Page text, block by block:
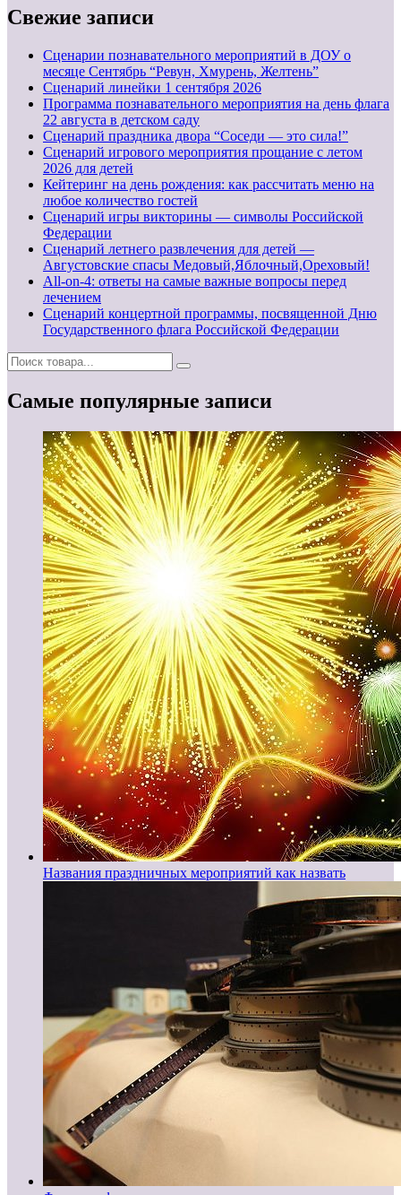
Свежие записи
Сценарии познавательного мероприятий в ДОУ о
месяце Сентябрь “Ревун, Хмурень, Желтень”
Cценарий линейки 1 сентября 2026
Программа познавательного мероприятия на день флага
22 августа в детском саду
Сценарий праздника двора “Соседи — это сила!”
Сценарий игрового мероприятия прощание с летом
2026 для детей
Кейтеринг на день рождения: как рассчитать меню на
любое количество гостей
Сценарий игры викторины — символы Российской
Федерации
Сценарий летнего развлечения для детей —
Августовские спасы Медовый,Яблочный,Ореховый!
All-on-4: ответы на самые важные вопросы перед
лечением
Сценарий концертной программы, посвященной Дню
Государственного флага Российской Федерации
Самые популярные записи
Названия праздничных мероприятий как назвать